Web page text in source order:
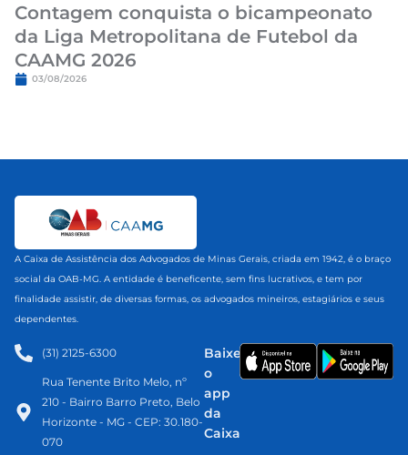
Contagem conquista o bicampeonato
da Liga Metropolitana de Futebol da
CAAMG 2026
03/08/2026
A Caixa de Assistência dos Advogados de Minas Gerais, criada em 1942, é o braço
social da OAB-MG. A entidade é beneficente, sem fins lucrativos, e tem por
finalidade assistir, de diversas formas, os advogados mineiros, estagiários e seus
dependentes.
(31) 2125-6300​
Rua Tenente Brito Melo, nº
210 - Bairro Barro Preto, Belo
Horizonte - MG - CEP: 30.180-
070
Baixe
o
app
da
Caixa